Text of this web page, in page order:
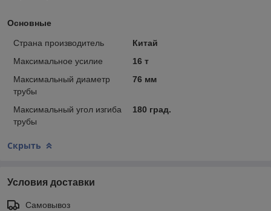
Основные
Страна производитель
Китай
Максимальное усилие
16 т
Максимальный диаметр
трубы
76 мм
Максимальный угол изгиба
трубы
180 град.
Скрыть
Условия доставки
Самовывоз